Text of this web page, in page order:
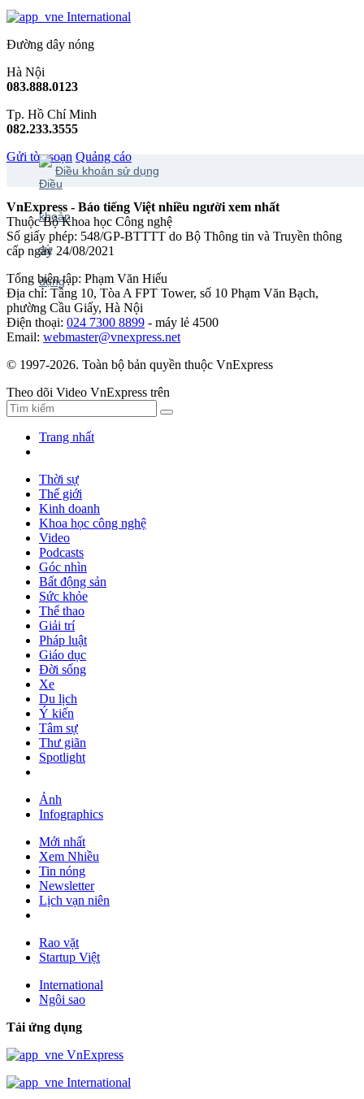
International
Đường dây nóng
Hà Nội
083.888.0123
Tp. Hồ Chí Minh
082.233.3555
Gửi tòa soạn Quảng cáo
Điều khoản sử dụng
VnExpress - Báo tiếng Việt nhiều người xem nhất
Thuộc Bộ Khoa học Công nghệ
Số giấy phép: 548/GP-BTTTT do Bộ Thông tin và Truyền thông
cấp ngày 24/08/2021
Tổng biên tập: Phạm Văn Hiếu
Địa chỉ: Tầng 10, Tòa A FPT Tower, số 10 Phạm Văn Bạch,
phường Cầu Giấy, Hà Nội
Điện thoại: 024 7300 8899 - máy lẻ 4500
Email: webmaster@vnexpress.net
© 1997-2026. Toàn bộ bản quyền thuộc VnExpress
Theo dõi Video VnExpress trên
Trang nhất
Thời sự
Thế giới
Kinh doanh
Khoa học công nghệ
Video
Podcasts
Góc nhìn
Bất động sản
Sức khỏe
Thể thao
Giải trí
Pháp luật
Giáo dục
Đời sống
Xe
Du lịch
Ý kiến
Tâm sự
Thư giãn
Spotlight
Ảnh
Infographics
Mới nhất
Xem Nhiều
Tin nóng
Newsletter
Lịch vạn niên
Rao vặt
Startup Việt
International
Ngôi sao
Tải ứng dụng
VnExpress
International